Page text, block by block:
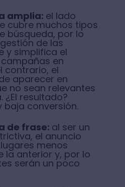
amplia: el lado
cubre muchos tipos
búsqueda, por lo
de las
y simplifica el
en
contrario, el
aparecer en
no sean relevantes
¿El resultado?
baja conversión.
de frase: al ser un
el anuncio
menos
la anterior y, por lo
serán un poco